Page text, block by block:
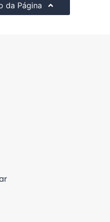
da Página